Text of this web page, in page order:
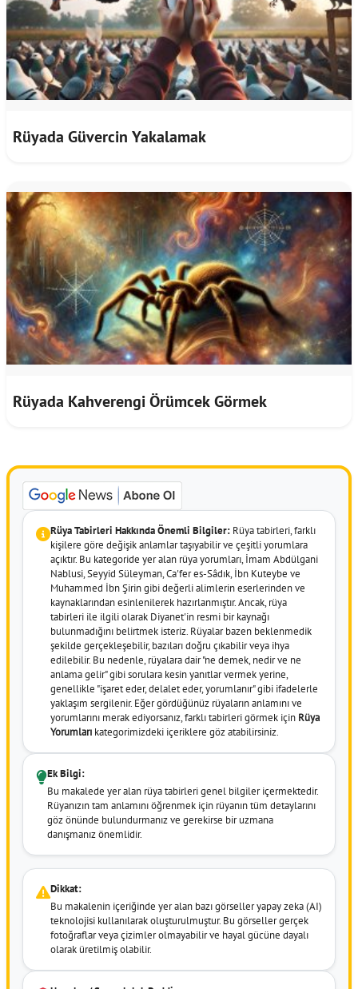
Rüyada Güvercin Yakalamak
Rüyada Kahverengi Örümcek Görmek
Rüya Tabirleri Hakkında Önemli Bilgiler: Rüya tabirleri, farklı
kişilere göre değişik anlamlar taşıyabilir ve çeşitli yorumlara
açıktır. Bu kategoride yer alan rüya yorumları, İmam Abdülgani
Nablusi, Seyyid Süleyman, Ca'fer es-Sâdık, İbn Kuteybe ve
Muhammed İbn Şirin gibi değerli alimlerin eserlerinden ve
kaynaklarından esinlenilerek hazırlanmıştır. Ancak, rüya
tabirleri ile ilgili olarak Diyanet'in resmi bir kaynağı
bulunmadığını belirtmek isteriz. Rüyalar bazen beklenmedik
şekilde gerçekleşebilir, bazıları doğru çıkabilir veya ihya
edilebilir. Bu nedenle, rüyalara dair "ne demek, nedir ve ne
anlama gelir" gibi sorulara kesin yanıtlar vermek yerine,
genellikle "işaret eder, delalet eder, yorumlanır" gibi ifadelerle
yaklaşım sergilenir. Eğer gördüğünüz rüyaların anlamını ve
yorumlarını merak ediyorsanız, farklı tabirleri görmek için Rüya
Yorumları kategorimizdeki içeriklere göz atabilirsiniz.
Ek Bilgi:
Bu makalede yer alan rüya tabirleri genel bilgiler içermektedir.
Rüyanızın tam anlamını öğrenmek için rüyanın tüm detaylarını
göz önünde bulundurmanız ve gerekirse bir uzmana
danışmanız önemlidir.
Dikkat:
Bu makalenin içeriğinde yer alan bazı görseller yapay zeka (AI)
teknolojisi kullanılarak oluşturulmuştur. Bu görseller gerçek
fotoğraflar veya çizimler olmayabilir ve hayal gücüne dayalı
olarak üretilmiş olabilir.